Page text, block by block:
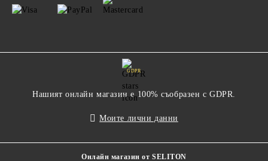
GDPR
Нашият онлайн магазин е 100% съобразен с GDPR.
Моите лични данни
Онлайн магазин от SELITON